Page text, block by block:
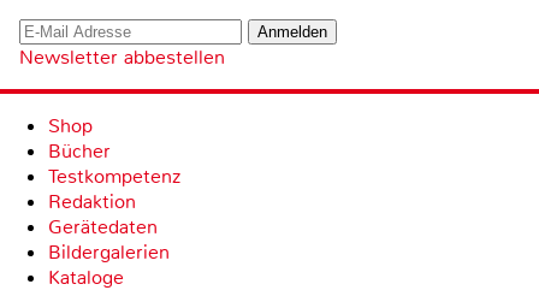
Newsletter abbestellen
Shop
Bücher
Testkompetenz
Redaktion
Gerätedaten
Bildergalerien
Kataloge